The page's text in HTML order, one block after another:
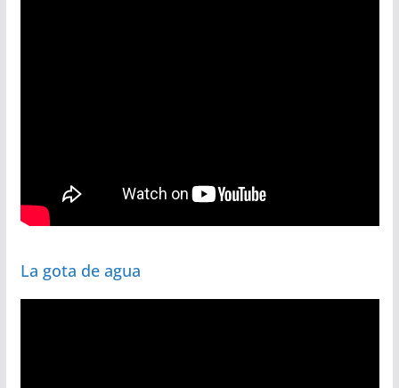
La gota de agua